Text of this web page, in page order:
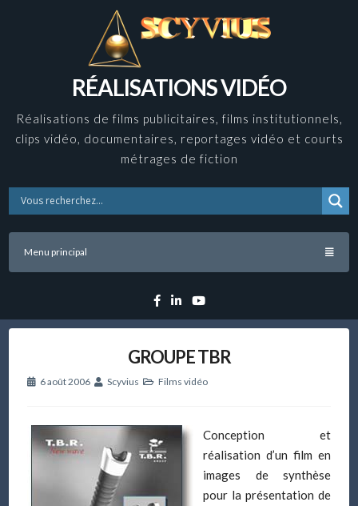
RÉALISATIONS VIDÉO
Réalisations de films publicitaires, films institutionnels,
clips vidéo, documentaires, reportages vidéo et courts
métrages de fiction
Menu principal
Facebook
LinkedinYouTube
GROUPE TBR
6 août 2006 Scyvius Films vidéo
Conception et
réalisation d’un film en
images de synthèse
pour la présentation de